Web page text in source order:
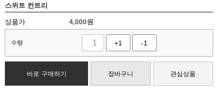
스위트 컨트리
상품가 4,000원
수량 +1 -1
바로 구매하기 장바구니 관심상품